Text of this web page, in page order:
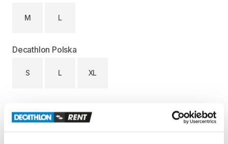
M L
Decathlon Polska
S L XL
Informacje o produkcie
Napęd 2x12